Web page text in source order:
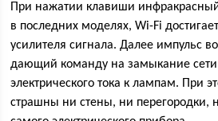
При нажатии клавиши
в последних моделях, Wi-Fi
усилителя сигнала. Далее импульс
дающий команду на замыкание сети
электрического тока к лампам. При
страшны ни стены, ни перегородки,